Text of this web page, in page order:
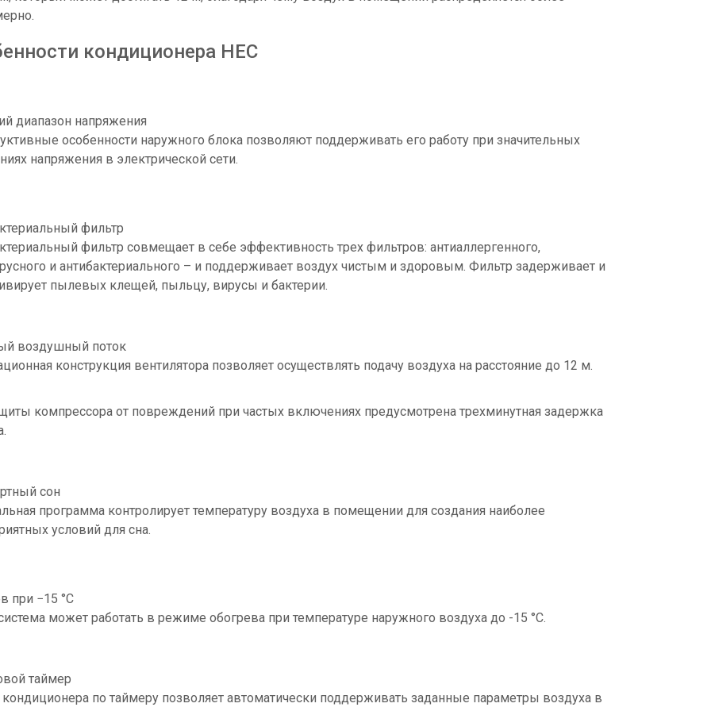
кондиционера HEC
диапазон напряжения
особенности наружного блока позволяют поддерживать его работу при значительных
напряжения в электрической сети.
фильтр
фильтр совмещает в себе эффективность трех фильтров: антиаллергенного,
и антибактериального – и поддерживает воздух чистым и здоровым. Фильтр задерживает и
пылевых клещей, пыльцу, вирусы и бактерии.
воздушный поток
конструкция вентилятора позволяет осуществлять подачу воздуха на расстояние до 12 м.
компрессора от повреждений при частых включениях предусмотрена трехминутная задержка
сон
программа контролирует температуру воздуха в помещении для создания наиболее
условий для сна.
при −15 °С
может работать в режиме обогрева при температуре наружного воздуха до -15 °С.
таймер
кондиционера по таймеру позволяет автоматически поддерживать заданные параметры воздуха в